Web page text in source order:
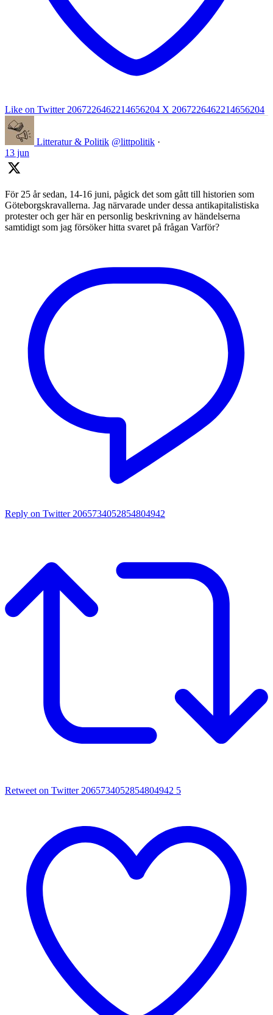
Like on Twitter 2067226462214656204 X 2067226462214656204
Litteratur & Politik @littpolitik ·
13 jun
För 25 år sedan, 14-16 juni, pågick det som gått till historien som
Göteborgskravallerna. Jag närvarade under dessa antikapitalistiska
protester och ger här en personlig beskrivning av händelserna
samtidigt som jag försöker hitta svaret på frågan Varför?
Reply on Twitter 2065734052854804942
Retweet on Twitter 2065734052854804942 5